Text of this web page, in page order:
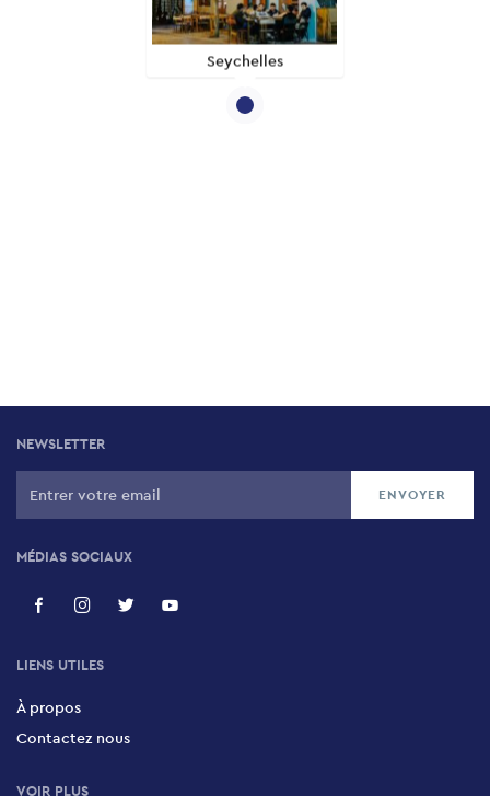
Seychelles
NEWSLETTER
MÉDIAS SOCIAUX
LIENS UTILES
À propos
Contactez nous
VOIR PLUS